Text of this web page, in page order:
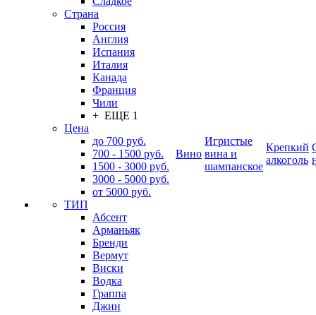
Страна
Россия
Англия
Испания
Италия
Канада
Франция
Чили
+ ЕЩЕ 1
Цена
до 700 руб.
700 - 1500 руб.
1500 - 3000 руб.
3000 - 5000 руб.
от 5000 руб.
ТИП
Абсент
Арманьяк
Бренди
Вермут
Виски
Водка
Граппа
Джин
Вино
Игристые
вина и
шампанское
Крепкий
алкоголь